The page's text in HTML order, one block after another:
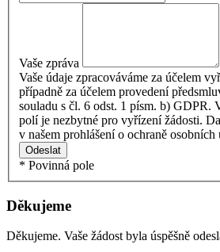
Vaše zpráva
Vaše údaje zpracováváme za účelem
případně za účelem provedení
souladu s čl. 6 odst. 1 písm. b) GDPR.
polí je nezbytné pro vyřízení žádosti.
v našem prohlášení o ochraně osobních
Odeslat
* Povinná pole
Děkujeme
Děkujeme. Vaše žádost byla úspěšně